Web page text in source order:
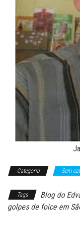
Categoria Sem
Tags Blog do
golpes de foice em